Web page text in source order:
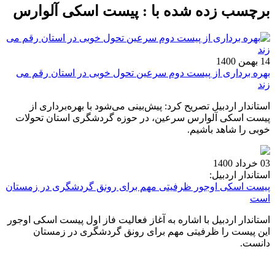
برچسب زده شده با : پیست اسکی آلوارس
14 بهمن 1400
بهره برداری از پیست دوم سرعین تحول خوبی در استان رقم می
زند
استاندار اردبیل تصریح کرد: پیش‌بینی می‌شود با بهره‌برداری از
پیست اسکی آلوارس سرعین، در حوزه گردشگری استان تحولات
خوبی را شاهد باشیم.
03 خرداد 1400
استاندار اردبیل:
پیست اسکی اوجور ظرفیتی مهم برای رونق گردشگری در زمستان
است
استاندار اردبیل با اشاره به آغاز فعالیت فاز اول پیست اسکی اوجور
این پیست را ظرفیتی مهم برای رونق گردشگری در زمستان
دانست.